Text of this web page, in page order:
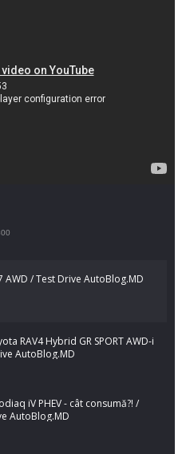
AWD / Test Drive AutoBlog.MD
RAV4 Hybrid GR SPORT AWD-i
AutoBlog.MD
iV PHEV - cât consumă?! /
AutoBlog.MD